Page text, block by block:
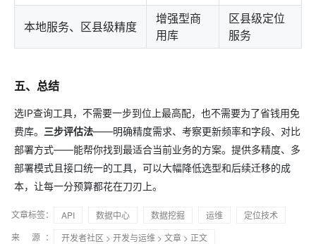
本地服务、区县级精度
增强型商
用库
区县级定位
服务
五、总结
选IP查询工具，不需要一步到位上最高配，也不需要为了省钱用免
费库。 三步评估法——明确精度需求、考察更新频率和字段、对比
部署方式——能帮你找到最适合当前业务的方案。提供多精度、多
部署模式且接口统一的工具，可以大幅降低选型和后续迁移的成
本，让每一分预算都花在刀刃上。
文章标签： API 数据中心 数据挖掘 运维
定位技术
来 源：
开发者社区 > 开发与运维 > 文章 > 正文